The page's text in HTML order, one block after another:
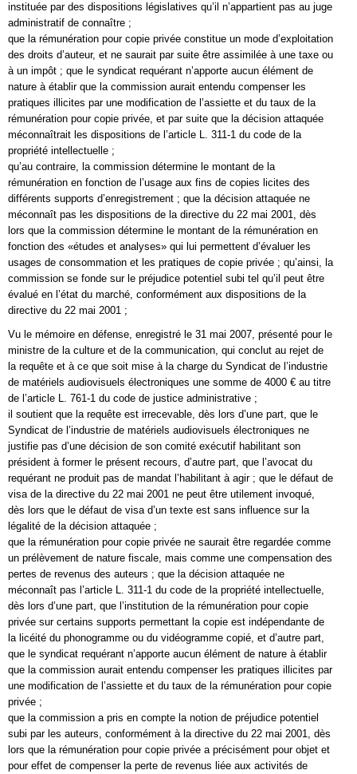
instituée par des dispositions législatives qu’il n’appartient pas au juge
administratif de connaître ;
que la rémunération pour copie privée constitue un mode d’exploitation
des droits d’auteur, et ne saurait par suite être assimilée à une taxe ou
à un impôt ; que le syndicat requérant n’apporte aucun élément de
nature à établir que la commission aurait entendu compenser les
pratiques illicites par une modification de l’assiette et du taux de la
rémunération pour copie privée, et par suite que la décision attaquée
méconnaîtrait les dispositions de l’article L. 311-1 du code de la
propriété intellectuelle ;
qu’au contraire, la commission détermine le montant de la
rémunération en fonction de l’usage aux fins de copies licites des
différents supports d’enregistrement ; que la décision attaquée ne
méconnaît pas les dispositions de la directive du 22 mai 2001, dès
lors que la commission détermine le montant de la rémunération en
fonction des «études et analyses» qui lui permettent d’évaluer les
usages de consommation et les pratiques de copie privée ; qu’ainsi, la
commission se fonde sur le préjudice potentiel subi tel qu’il peut être
évalué en l’état du marché, conformément aux dispositions de la
directive du 22 mai 2001 ;
Vu le mémoire en défense, enregistré le 31 mai 2007, présenté pour le
ministre de la culture et de la communication, qui conclut au rejet de
la requête et à ce que soit mise à la charge du Syndicat de l’industrie
de matériels audiovisuels électroniques une somme de 4000 € au titre
de l’article L. 761-1 du code de justice administrative ;
il soutient que la requête est irrecevable, dès lors d’une part, que le
Syndicat de l’industrie de matériels audiovisuels électroniques ne
justifie pas d’une décision de son comité exécutif habilitant son
président à former le présent recours, d’autre part, que l’avocat du
requérant ne produit pas de mandat l’habilitant à agir ; que le défaut de
visa de la directive du 22 mai 2001 ne peut être utilement invoqué,
dès lors que le défaut de visa d’un texte est sans influence sur la
légalité de la décision attaquée ;
que la rémunération pour copie privée ne saurait être regardée comme
un prélèvement de nature fiscale, mais comme une compensation des
pertes de revenus des auteurs ; que la décision attaquée ne
méconnaît pas l’article L. 311-1 du code de la propriété intellectuelle,
dès lors d’une part, que l’institution de la rémunération pour copie
privée sur certains supports permettant la copie est indépendante de
la licéité du phonogramme ou du vidéogramme copié, et d’autre part,
que le syndicat requérant n’apporte aucun élément de nature à établir
que la commission aurait entendu compenser les pratiques illicites par
une modification de l’assiette et du taux de la rémunération pour copie
privée ;
que la commission a pris en compte la notion de préjudice potentiel
subi par les auteurs, conformément à la directive du 22 mai 2001, dès
lors que la rémunération pour copie privée a précisément pour objet et
pour effet de compenser la perte de revenus liée aux activités de